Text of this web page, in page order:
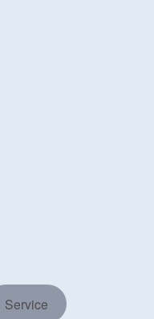
Service